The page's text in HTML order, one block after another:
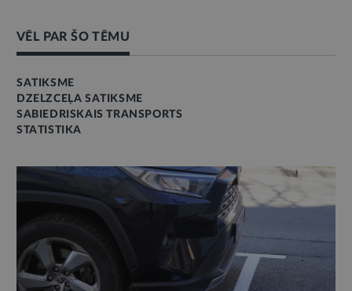
VĒL PAR ŠO TĒMU
SATIKSME
DZELZCEĻA SATIKSME
SABIEDRISKAIS TRANSPORTS
STATISTIKA